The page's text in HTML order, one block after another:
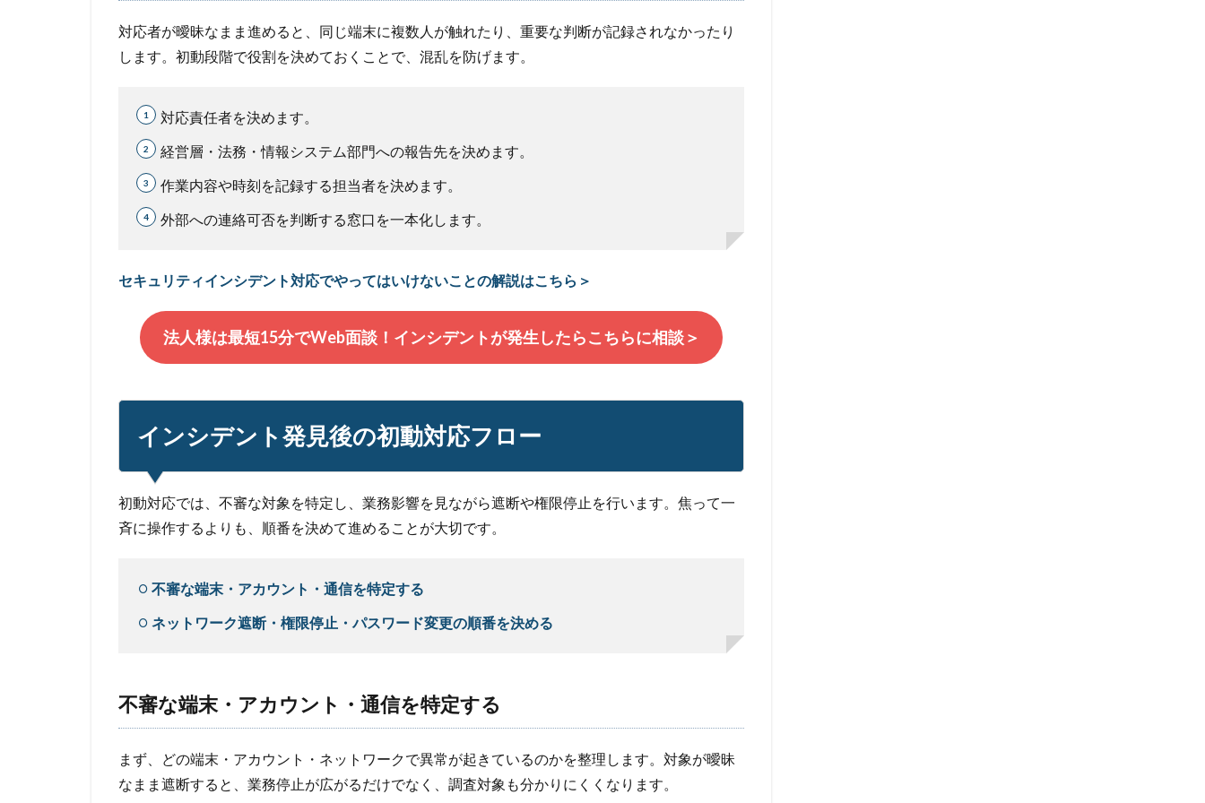
対応者が曖昧なまま進めると、同じ端末に複数人が触れたり、重要な判断が記録されなかったり
します。初動段階で役割を決めておくことで、混乱を防げます。
対応責任者を決めます。
経営層・法務・情報システム部門への報告先を決めます。
作業内容や時刻を記録する担当者を決めます。
外部への連絡可否を判断する窓口を一本化します。
セキュリティインシデント対応でやってはいけないことの解説はこちら＞
法人様は最短15分でWeb面談！インシデントが発生したらこちらに相談＞
インシデント発見後の初動対応フロー
初動対応では、不審な対象を特定し、業務影響を見ながら遮断や権限停止を行います。焦って一
斉に操作するよりも、順番を決めて進めることが大切です。
不審な端末・アカウント・通信を特定する
ネットワーク遮断・権限停止・パスワード変更の順番を決める
不審な端末・アカウント・通信を特定する
まず、どの端末・アカウント・ネットワークで異常が起きているのかを整理します。対象が曖昧
なまま遮断すると、業務停止が広がるだけでなく、調査対象も分かりにくくなります。